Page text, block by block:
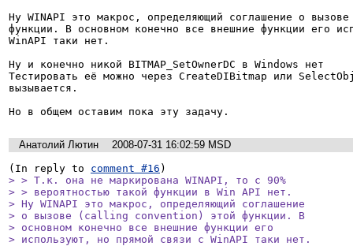
Ну WINAPI это макрос, определяющий соглашение о
функции. В основном конечно все внешние функции его
WinAPI таки нет.
Ну и конечно никой BITMAP_SetOwnerDC в Windows нет
Тестировать её можно через CreateDIBitmap или
вызывается.
Но в общем оставим пока эту задачу.
Анатолий Лютин
2008-07-31 16:02:59 MSD
(In reply to comment #16
> > Т.к. она не маркирована WINAPI, то с 90%
> > вероятностью такой функции в Win API нет.
> Ну WINAPI это макрос, определяющий соглашение
> о вызове (calling convention) этой функции. В
> основном конечно все внешние функции его
> используют, но прямой связи с WinAPI таки нет.